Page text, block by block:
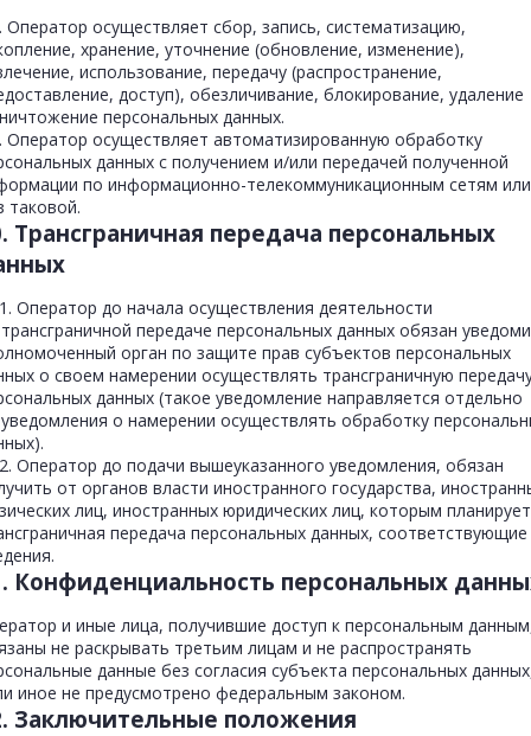
Оператор осуществляет сбор, запись, систематизацию,
хранение, уточнение (обновление, изменение),
использование, передачу (распространение,
доступ), обезличивание, блокирование, удаление
персональных данных.
Оператор осуществляет автоматизированную обработку
данных с получением и/или передачей полученной
по информационно-телекоммуникационным сетям или
таковой.
Трансграничная передача персональных
Оператор до начала осуществления деятельности
передаче персональных данных обязан
орган по защите прав субъектов персональных
о своем намерении осуществлять трансграничную
данных (такое уведомление направляется отдельно
о намерении осуществлять обработку
Оператор до подачи вышеуказанного уведомления, обязан
от органов власти иностранного государства,
лиц, иностранных юридических лиц, которым
передача персональных данных, соответствующие
Конфиденциальность персональных
и иные лица, получившие доступ к персональным
не раскрывать третьим лицам и не распространять
данные без согласия субъекта персональных
иное не предусмотрено федеральным законом.
Заключительные положения